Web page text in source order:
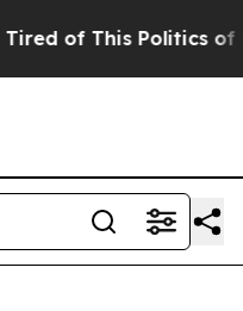
of This Politics of